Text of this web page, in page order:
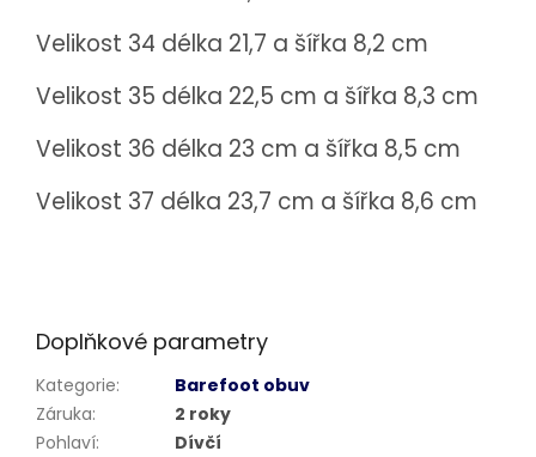
Velikost 34 délka 21,7 a šířka 8,2 cm
Velikost 35 délka 22,5 cm a šířka 8,3 cm
Velikost 36 délka 23 cm a šířka 8,5 cm
Velikost 37 délka 23,7 cm a šířka 8,6 cm
Doplňkové parametry
Kategorie:
Barefoot obuv
Záruka:
2 roky
Pohlaví:
Dívčí